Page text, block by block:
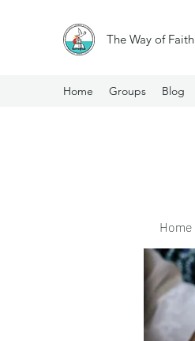
The Way of Faith
Home Groups Blog
Home